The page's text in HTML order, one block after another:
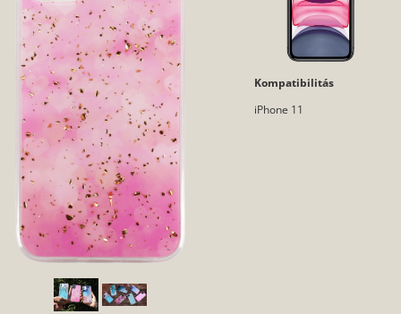
Kompatibilitás
iPhone 11